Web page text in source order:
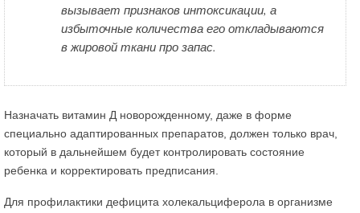
вызывает признаков интоксикации, а
избыточные количества его откладываются
в жировой ткани про запас.
Назначать витамин Д новорожденному, даже в форме
специально адаптированных препаратов, должен только врач,
который в дальнейшем будет контролировать состояние
ребенка и корректировать предписания.
Для профилактики дефицита холекальциферола в организме